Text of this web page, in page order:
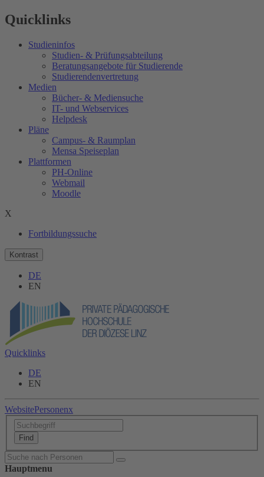
Quicklinks
Studieninfos
Studien- & Prüfungsabteilung
Beratungsangebote für Studierende
Studierendenvertretung
Medien
Bücher- & Mediensuche
IT- und Webservices
Helpdesk
Pläne
Campus- & Raumplan
Mensa Speiseplan
Plattformen
PH-Online
Webmail
Moodle
X
Fortbildungssuche
Kontrast
DE
EN
Quicklinks
DE
EN
WebsitePersonenx
Hauptmenu